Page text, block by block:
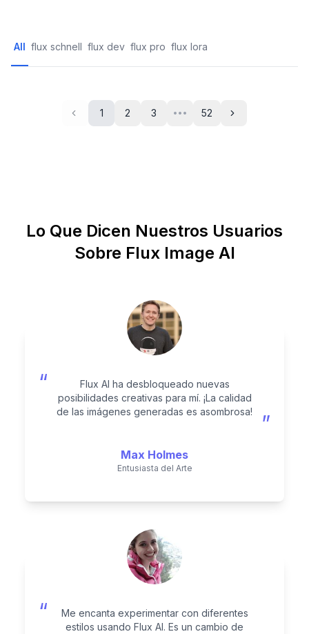
All flux schnell flux dev flux pro flux lora
Previous1 2 3 ••• 52 Next
Lo Que Dicen Nuestros Usuarios
Sobre Flux Image AI
“
Flux AI ha desbloqueado nuevas
posibilidades creativas para mí. ¡La calidad
de las imágenes generadas es asombrosa!
”
Max Holmes
Entusiasta del Arte
“
Me encanta experimentar con diferentes
estilos usando Flux AI. Es un cambio de